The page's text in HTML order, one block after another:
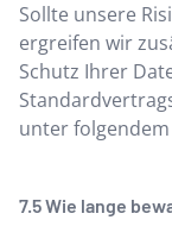
Sollte unsere
ergreifen wir
Schutz Ihrer
unter folgendem
Wie lange